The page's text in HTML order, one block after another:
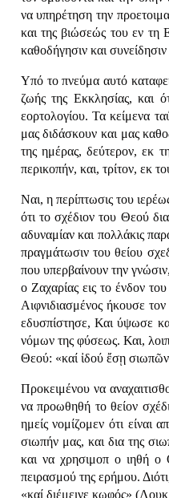
να υπηρέτηση την
και της βιώσεώς του εν τη
καθοδήγησιν και
Υπό το πνεύμα αυτό
ζωής της Εκκλησίας, και
εορτολογίου. Τα κείμενα
μας διδάσκουν και μας
της ημέρας, δεύτερον, εκ
περικοπήν, και, τρίτον, εκ
Ναι, η περίπτωσις του
ότι το σχέδιον του Θεού
αδυναμίαν και πολλάκις
πραγμάτωσιν του θείου
που υπερβαίνουν την
ο Ζαχαρίας εις το ένδον
Αιφνιδιασμένος ήκουσε
εδυσπίστησε, Και ύψωσε
νόμων της φύσεως. Και,
Θεού: «καί ἰδού ἔσῃ
Προκειμένου να
να προωθηθή το θείον
ημείς νομίζομεν ότι είναι
σιωπήν μας, και δια της
και να χρησιμοπ o ιηθή ο
πειρασμού της ερήμου.
«καί διέμεινε κωφός»